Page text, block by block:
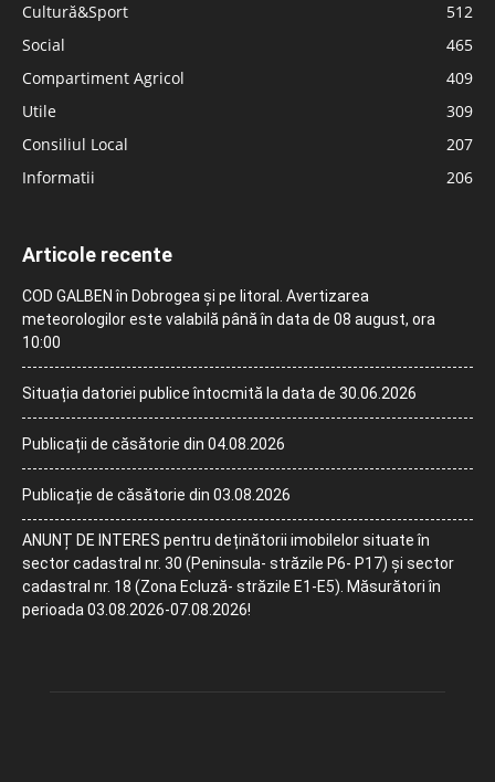
Cultură&Sport
512
Social
465
Compartiment Agricol
409
Utile
309
Consiliul Local
207
Informatii
206
Articole recente
COD GALBEN în Dobrogea și pe litoral. Avertizarea
meteorologilor este valabilă până în data de 08 august, ora
10:00
Situația datoriei publice întocmită la data de 30.06.2026
Publicații de căsătorie din 04.08.2026
Publicație de căsătorie din 03.08.2026
ANUNȚ DE INTERES pentru deținătorii imobilelor situate în
sector cadastral nr. 30 (Peninsula- străzile P6- P17) și sector
cadastral nr. 18 (Zona Ecluză- străzile E1-E5). Măsurători în
perioada 03.08.2026-07.08.2026!